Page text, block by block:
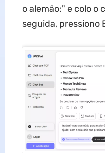
o alemão:" e colo o
seguida, pressiono